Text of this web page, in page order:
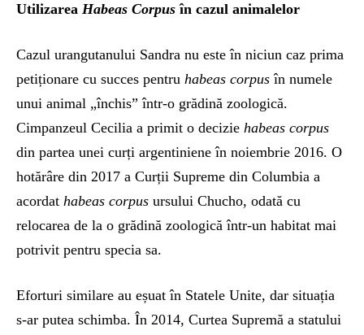
Utilizarea Habeas Corpus în cazul animalelor
Cazul urangutanului Sandra nu este în niciun caz prima
petiționare cu succes pentru habeas corpus în numele
unui animal „închis” într-o grădină zoologică.
Cimpanzeul Cecilia a primit o decizie habeas corpus
din partea unei curți argentiniene în noiembrie 2016. O
hotărâre din 2017 a Curții Supreme din Columbia a
acordat habeas corpus ursului Chucho, odată cu
relocarea de la o grădină zoologică într-un habitat mai
potrivit pentru specia sa.
Eforturi similare au eșuat în Statele Unite, dar situația
s-ar putea schimba. În 2014, Curtea Supremă a statului